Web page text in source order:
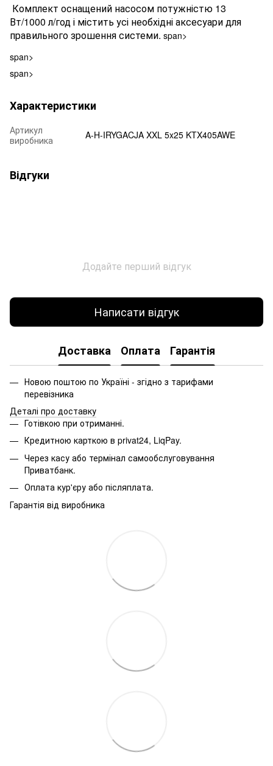
Комплект оснащений насосом потужністю 13
Вт/1000 л/год і містить усі необхідні аксесуари для
правильного зрошення системи. span>
span>
span>
Характеристики
Артикул
виробника
A-H-IRYGACJA XXL 5x25 KTX405AWE
Відгуки
Додайте перший відгук
Написати відгук
Доставка Оплата Гарантія
Новою поштою по Україні - згідно з тарифами
перевізника
Деталі про доставку
Готівкою при отриманні.
Кредитною карткою в privat24, LiqPay.
Через касу або термінал самообслуговування
Приватбанк.
Оплата кур'єру або післяплата.
Гарантія від виробника